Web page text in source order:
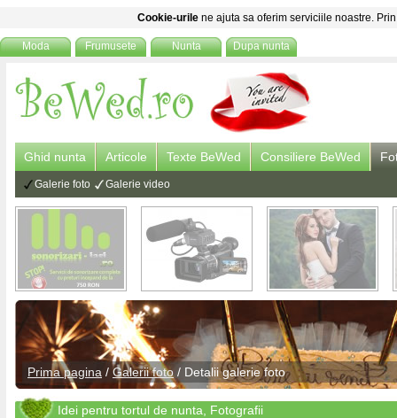
Cookie-urile ne ajuta sa oferim serviciile noastre.
Moda Frumusete Nunta Dupa nunta
Ghid nunta Articole Texte BeWed Consiliere BeWed
Galerie foto Galerie video
Prima pagina / Galerii foto / Detaliigalerie foto
Idei pentru tortul de nunta, Fotografii